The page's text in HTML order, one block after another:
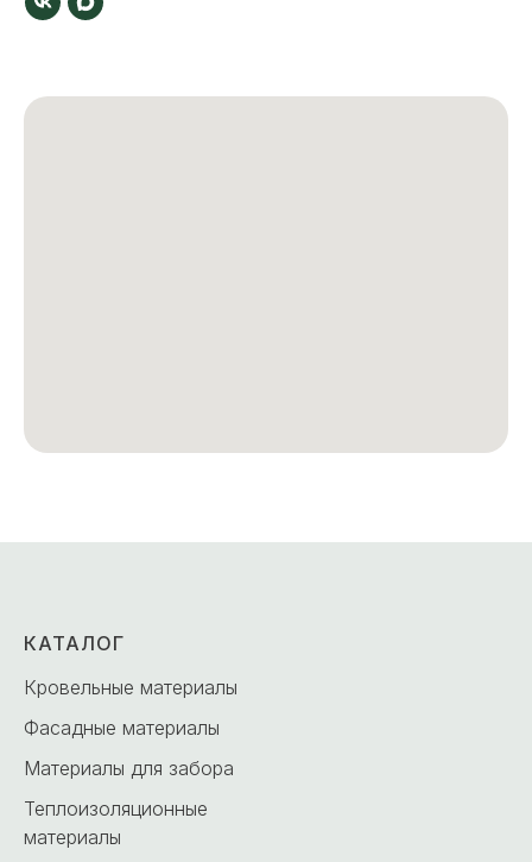
КАТАЛОГ
Кровельные материалы
Фасадные материалы
Материалы для забора
Теплоизоляционные
материалы